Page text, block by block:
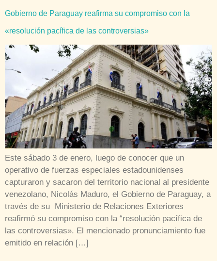
Gobierno de Paraguay reafirma su compromiso con la
«resolución pacífica de las controversias»
Este sábado 3 de enero, luego de conocer que un
operativo de fuerzas especiales estadounidenses
capturaron y sacaron del territorio nacional al presidente
venezolano, Nicolás Maduro, el Gobierno de Paraguay, a
través de su Ministerio de Relaciones Exteriores
reafirmó su compromiso con la “resolución pacífica de
las controversias». El mencionado pronunciamiento fue
emitido en relación […]